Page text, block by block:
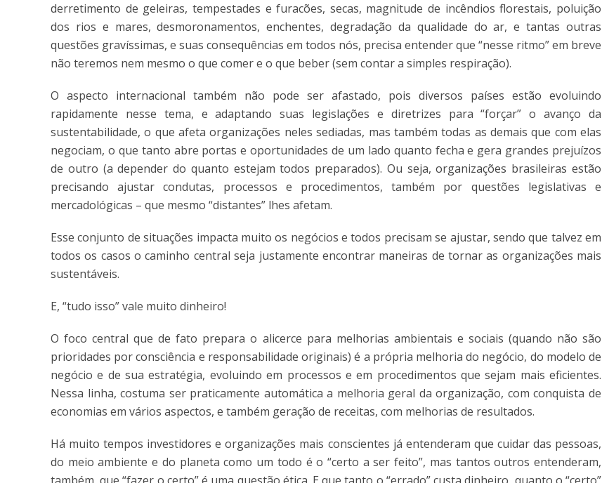
derretimento de geleiras, tempestades e furacões, secas, magnitude de incêndios florestais, poluição
dos rios e mares, desmoronamentos, enchentes, degradação da qualidade do ar, e tantas outras
questões gravíssimas, e suas consequências em todos nós, precisa entender que “nesse ritmo” em breve
não teremos nem mesmo o que comer e o que beber (sem contar a simples respiração).
O aspecto internacional também não pode ser afastado, pois diversos países estão evoluindo
rapidamente nesse tema, e adaptando suas legislações e diretrizes para “forçar” o avanço da
sustentabilidade, o que afeta organizações neles sediadas, mas também todas as demais que com elas
negociam, o que tanto abre portas e oportunidades de um lado quanto fecha e gera grandes prejuízos
de outro (a depender do quanto estejam todos preparados). Ou seja, organizações brasileiras estão
precisando ajustar condutas, processos e procedimentos, também por questões legislativas e
mercadológicas – que mesmo “distantes” lhes afetam.
Esse conjunto de situações impacta muito os negócios e todos precisam se ajustar, sendo que talvez em
todos os casos o caminho central seja justamente encontrar maneiras de tornar as organizações mais
sustentáveis.
E, “tudo isso” vale muito dinheiro!
O foco central que de fato prepara o alicerce para melhorias ambientais e sociais (quando não são
prioridades por consciência e responsabilidade originais) é a própria melhoria do negócio, do modelo de
negócio e de sua estratégia, evoluindo em processos e em procedimentos que sejam mais eficientes.
Nessa linha, costuma ser praticamente automática a melhoria geral da organização, com conquista de
economias em vários aspectos, e também geração de receitas, com melhorias de resultados.
Há muito tempos investidores e organizações mais conscientes já entenderam que cuidar das pessoas,
do meio ambiente e do planeta como um todo é o “certo a ser feito”, mas tantos outros entenderam,